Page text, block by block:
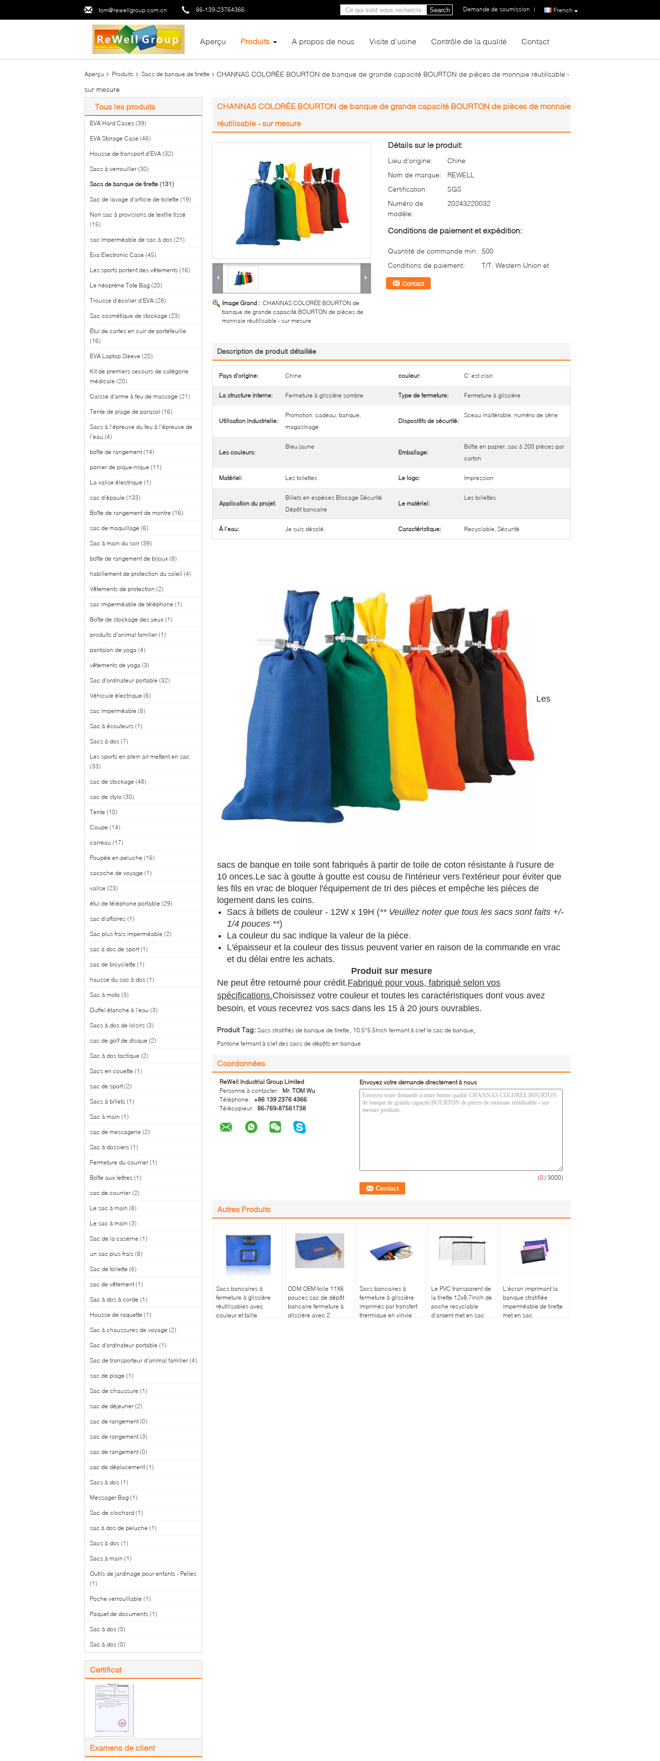
tom@rewellgroup.com.cn 86-139-23764366 French
Demande de soumission |
Search
Aperçu Produits A propos de nous Visite d'usine Contrôle de la qualité Contact
Aperçu Produits Sacs de banque de tirette
CHANNAS COLORÉE BOURTON de banque de grande capacité BOURTON de pièces de monnaie réutilisable -
sur mesure
Tous les produits
EVA Hard Cases (39)
EVA Storage Case (46)
Housse de transport d'EVA (32)
Sacs à verrouiller (30)
Sacs de banque de tirette (131)
Sac de lavage d'article de toilette (19)
Non sac à provisions de textile tissé
(15)
sac imperméable de sac à dos (21)
Eva Electronic Case (45)
Les sports portent des vêtements (16)
Le néoprène Tote Bag (20)
Trousse d'écolier d'EVA (28)
Sac cosmétique de stockage (23)
Étui de cartes en cuir de portefeuille
(16)
EVA Laptop Sleeve (20)
Kit de premiers secours de catégorie
médicale (20)
Caisse d'arme à feu de massage (21)
Tente de plage de parasol (16)
Sacs à l'épreuve du feu à l'épreuve de
l'eau (4)
boîte de rangement (14)
panier de pique-nique (11)
La valise électrique (1)
sac d'épaule (133)
Boîte de rangement de montre (16)
sac de maquillage (6)
Sac à main du soir (39)
boîte de rangement de bijoux (8)
habillement de protection du soleil (4)
Vêtements de protection (2)
sac imperméable de téléphone (1)
Boîte de stockage des yeux (1)
produits d'animal familier (1)
pantalon de yoga (4)
vêtements de yoga (3)
Sac d'ordinateur portable (32)
Véhicule électrique (6)
sac imperméable (8)
Sac à écouteurs (1)
Sacs à dos (7)
Les sports en plein air mettent en sac
(33)
sac de stockage (48)
sac de stylo (30)
Tente (10)
Coupe (14)
carreau (17)
Poupée en peluche (16)
sacoche de voyage (1)
valise (23)
étui de téléphone portable (29)
sac d'affaires (1)
Sac plus frais imperméable (2)
sac à dos de sport (1)
sac de bicyclette (1)
hausse du sac à dos (1)
Sac à moto (3)
Duffel étanche à l'eau (3)
Sacs à dos de loisirs (3)
sac de golf de disque (2)
Sac à dos tactique (2)
Sacs en couette (1)
sac de sport (2)
Sacs à billets (1)
Sac à main (1)
sac de messagerie (2)
Sac à dossiers (1)
Fermeture du courrier (1)
Boîte aux lettres (1)
sac de courrier (2)
Le sac à main (8)
Le sac à main (3)
Sac de la caserne (1)
un sac plus frais (8)
Sac de toilette (6)
sac de vêtement (1)
Sac à dos à corde (1)
Housse de raquette (1)
Sac à chaussures de voyage (2)
Sac d'ordinateur portable (1)
Sac de transporteur d'animal familier (4)
sac de plage (1)
Sac de chaussure (1)
sac de déjeuner (2)
sac de rangement (0)
sac de rangement (3)
sac de rangement (0)
sac de déplacement (1)
Sacs à dos (1)
Messager Bag (1)
Sac de clochard (1)
sac à dos de peluche (1)
Sacs à dos (1)
Sacs à main (1)
Outils de jardinage pour enfants - Pelles
(1)
Poche verrouillable (1)
Paquet de documents (1)
Sac à dos (0)
Sac à dos (0)
Certificat
Examens de client
CHANNAS COLORÉE BOURTON de banque de grande capacité BOURTON de pièces de monnaie
réutilisable - sur mesure
Image Grand : CHANNAS COLORÉE BOURTON de
banque de grande capacité BOURTON de pièces de
monnaie réutilisable - sur mesure
Détails sur le produit:
Lieu d'origine:
Chine
Nom de marque:
REWELL
Certification:
SGS
Numéro de
modèle:
20243220032
Conditions de paiement et expédition:
Quantité de commande min: 500
Conditions de paiement:
T/T, Western Union et
Contact
Description de produit détaillée
Pays d'origine: Chine couleur: C' est clair.
La structure interne: Fermeture à glissière sombre Type de fermeture: Fermeture à glissière
Utilisation industrielle:
Promotion, cadeau, banque,
magasinage
Dispositifs de sécurité:
Sceau inaltérable, numéro de série
Les couleurs:
Bleu jaune
Emballage:
Boîte en papier, sac à 200 pièces par
carton
Matériel: Les toilettes Le logo: Impression
Application du projet:
Billets en espèces Blocage Sécurité
Dépôt bancaire
Le matériel:
Les toilettes
À l'eau: Je suis désolé. Caractéristique: Recyclable, Sécurité
Les
sacs de banque en toile sont fabriqués à partir de toile de coton résistante à l'usure de
10 onces.Le sac à goutte à goutte est cousu de l'intérieur vers l'extérieur pour éviter que
les fils en vrac de bloquer l'équipement de tri des pièces et empêche les pièces de
logement dans les coins.
Sacs à billets de couleur - 12W x 19H (** Veuillez noter que tous les sacs sont faits +/-
1/4 pouces **)
La couleur du sac indique la valeur de la pièce.
L'épaisseur et la couleur des tissus peuvent varier en raison de la commande en vrac
et du délai entre les achats.
Produit sur mesure
Ne peut être retourné pour crédit.Fabriqué pour vous, fabriqué selon vos
spécifications.Choisissez votre couleur et toutes les caractéristiques dont vous avez
besoin, et vous recevrez vos sacs dans les 15 à 20 jours ouvrables.
Produit Tag: Sacs stratifiés de banque de tirette 10.5*5.5Inch fermant à clef le sac de banque
Pantone fermant à clef des sacs de dépôts en banque
Coordonnées
ReWell Industrial Group Limited
Personne à contacter:
Mr. TOM Wu
Téléphone:
+86 139 2376 4366
Télécopieur: 86-769-87561738
Envoyez votre demande directement à nous
(0 / 3000)
Autres Produits
Sacs bancaires à
fermeture à glissière
réutilisables avec
couleur et taille
ODM OEM toile 11X6
pouces sac de dépôt
bancaire fermeture à
glissière avec 2
Sacs bancaires à
fermeture à glissière
imprimés par transfert
thermique en vinyle
Le PVC transparent de
la tirette 12x8.7inch de
poche recyclable
d'argent met en sac
L'écran imprimant la
banque stratifiée
imperméable de tirette
met en sac